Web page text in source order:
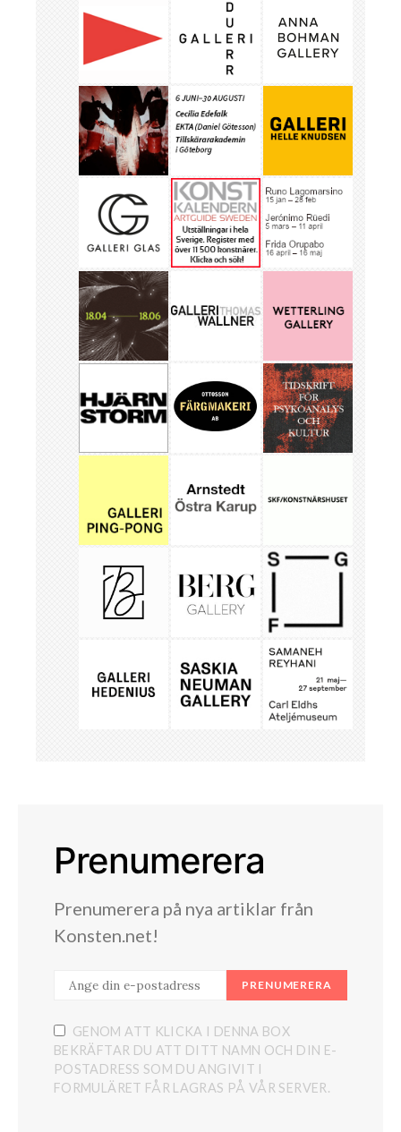
Prenumerera
Prenumerera på nya artiklar från
Konsten.net!
PRENUMERERA
GENOM ATT KLICKA I DENNA BOX
BEKRÄFTAR DU ATT DITT NAMN OCH DIN E-
POSTADRESS SOM DU ANGIVIT I
FORMULÄRET FÅR LAGRAS PÅ VÅR SERVER.